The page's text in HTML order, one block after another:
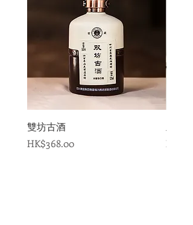
雙坊古酒
價格
HK$368.00
價格